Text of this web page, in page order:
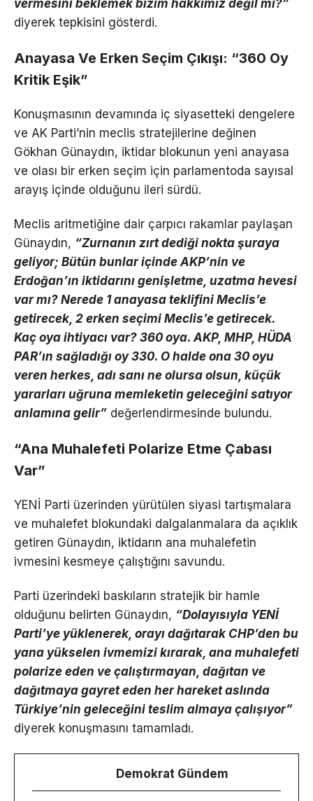
vermesini beklemek bizim hakkımız değil mi?”
diyerek tepkisini gösterdi.
Anayasa Ve Erken Seçim Çıkışı: “360 Oy
Kritik Eşik”
Konuşmasının devamında iç siyasetteki dengelere
ve AK Parti’nin meclis stratejilerine değinen
Gökhan Günaydın, iktidar blokunun yeni anayasa
ve olası bir erken seçim için parlamentoda sayısal
arayış içinde olduğunu ileri sürdü.
Meclis aritmetiğine dair çarpıcı rakamlar paylaşan
Günaydın, “Zurnanın zırt dediği nokta şuraya
geliyor; Bütün bunlar içinde AKP’nin ve
Erdoğan’ın iktidarını genişletme, uzatma hevesi
var mı? Nerede 1 anayasa teklifini Meclis’e
getirecek, 2 erken seçimi Meclis’e getirecek.
Kaç oya ihtiyacı var? 360 oya. AKP, MHP, HÜDA
PAR’ın sağladığı oy 330. O halde ona 30 oyu
veren herkes, adı sanı ne olursa olsun, küçük
yararları uğruna memleketin geleceğini satıyor
anlamına gelir” değerlendirmesinde bulundu.
“Ana Muhalefeti Polarize Etme Çabası
Var”
YENİ Parti üzerinden yürütülen siyasi tartışmalara
ve muhalefet blokundaki dalgalanmalara da açıklık
getiren Günaydın, iktidarın ana muhalefetin
ivmesini kesmeye çalıştığını savundu.
Parti üzerindeki baskıların stratejik bir hamle
olduğunu belirten Günaydın, “Dolayısıyla YENİ
Parti’ye yüklenerek, orayı dağıtarak CHP’den bu
yana yükselen ivmemizi kırarak, ana muhalefeti
polarize eden ve çalıştırmayan, dağıtan ve
dağıtmaya gayret eden her hareket aslında
Türkiye’nin geleceğini teslim almaya çalışıyor”
diyerek konuşmasını tamamladı.
Demokrat Gündem